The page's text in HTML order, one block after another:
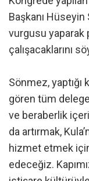
Başkanı
vurgusu yaparak
çalışacaklarını
Sönmez, yaptığı
gören tüm
ve beraberlik
da artırmak,
hizmet etmek
edeceğiz.